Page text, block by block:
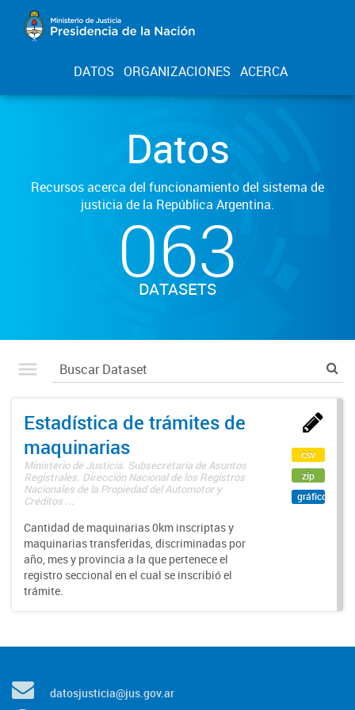
DATOS ORGANIZACIONES ACERCA
Datos
Recursos acerca del funcionamiento del sistema de
justicia de la República Argentina.
063
DATASETS
Estadística de trámites de
maquinarias
Ministerio de Justicia. Subsecretaría de Asuntos
Registrales. Dirección Nacional de los Registros
Nacionales de la Propiedad del Automotor y
Créditos ...
Cantidad de maquinarias 0km inscriptas y
maquinarias transferidas, discriminadas por
año, mes y provincia a la que pertenece el
registro seccional en el cual se inscribió el
trámite.
csv
zip
gráfico
datosjusticia@jus.gov.ar